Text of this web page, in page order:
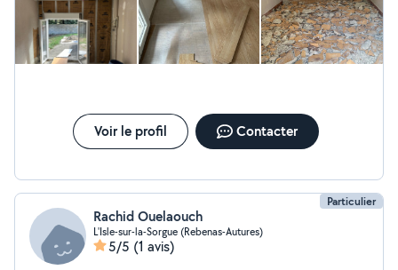
Voir le profil Contacter
Particulier
Rachid Ouelaouch
L'Isle-sur-la-Sorgue (Rebenas-Autures)
5/5 (1 avis)